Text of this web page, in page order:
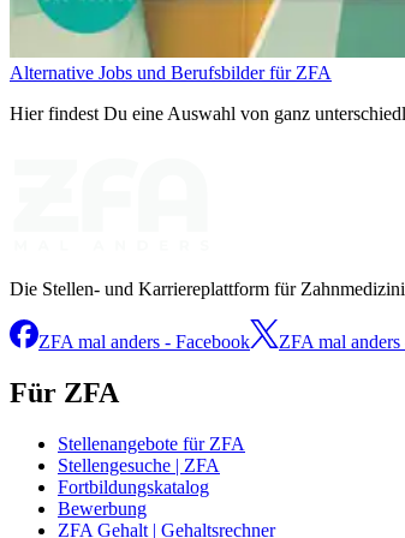
Alternative Jobs und Berufsbilder für ZFA
Hier findest Du eine Auswahl von ganz
Die Stellen- und Karriereplattform für
ZFA mal anders - Facebook ZFA mal
Für ZFA
Stellenangebote für ZFA
Stellengesuche | ZFA
Fortbildungskatalog
Bewerbung
ZFA Gehalt | Gehaltsrechner